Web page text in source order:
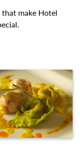
that make Hotel